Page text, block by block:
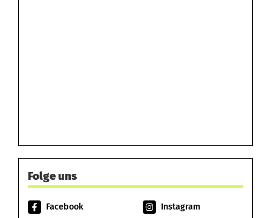
Folge uns
Facebook
Instagram